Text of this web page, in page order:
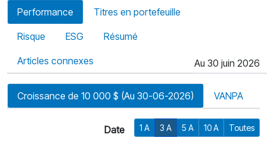
Performance Titres en portefeuille
Risque ESG Résumé
Articles connexes Au 30 juin 2026
Croissance de 10 000 $ (Au 30-06-2026) VANPA
Date 1 A 3 A 5 A 10 A Toutes